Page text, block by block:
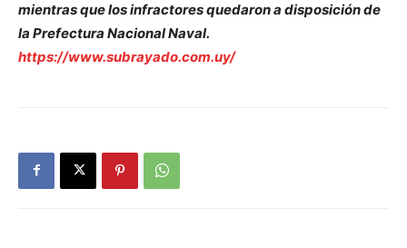
mientras que los infractores quedaron a disposición de
la Prefectura Nacional Naval.
https://www.subrayado.com.uy/